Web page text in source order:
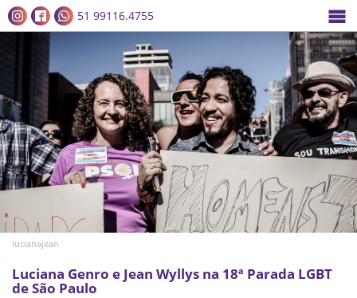
51 99116.4755
lucianajean
Luciana Genro e Jean Wyllys na 18ª Parada LGBT
de São Paulo